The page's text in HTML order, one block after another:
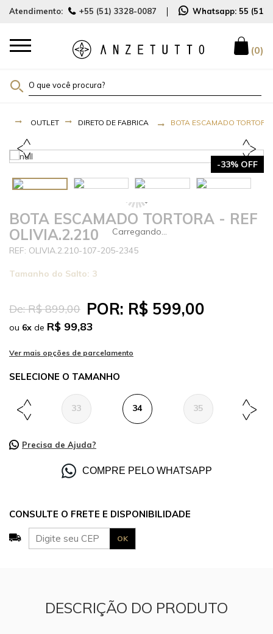
Atendimento: +55 (51) 3328-0087 Whatsapp: 55 (51)
0
OUTLET DIRETO DE FABRICA BOTA ESCAMADO
-33% OFF
BOTA ESCAMADO TORTORA - REF
OLIVIA.2.210
OLIVIA.2.210-107-205-2345
Tamanho do Salto: 3
De:R$ 899,00 POR: R$ 599,00
ou 6x de R$ 99,83
TAMANHO
33 34 35 36
Precisa de Ajuda?
COMPRE PELO WHATSAPP
CONSULTE O FRETE E DISPONIBILIDADE
DESCRIÇÃO DO PRODUTO